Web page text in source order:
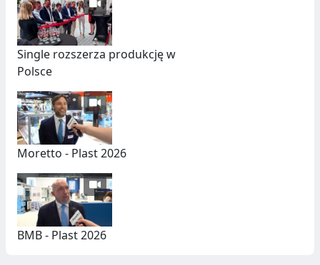
Single rozszerza produkcję w
Polsce
Moretto - Plast 2026
BMB - Plast 2026